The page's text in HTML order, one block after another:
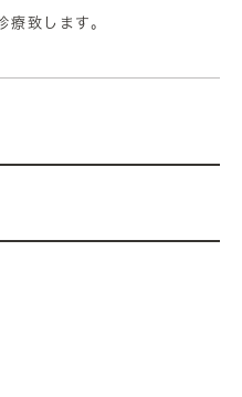
療致します。